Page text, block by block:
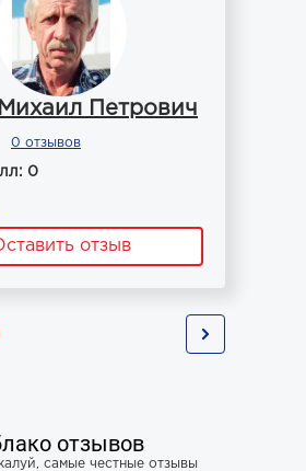
Петрович
0 отзывов
0
отзыв
отзывов
самые честные отзывы